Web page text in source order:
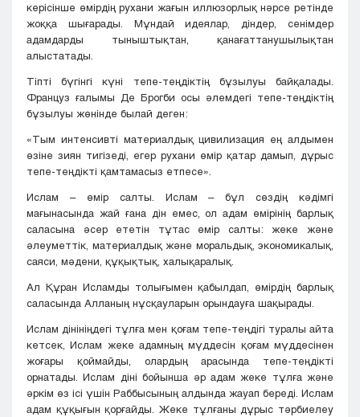
керісінше өмірдің рухани жағын иллюзорлық нәрсе ретінде
жоққа шығарады. Мұндай идеялар, діндер, сенімдер
адамдарды тыныштықтан, қанағаттанушылықтан
алыстатады.
Тіпті бүгінгі күні тепе-теңдіктің бұзылуы байқалады.
Француз ғалымы Де Брогби осы әлемдегі тепе-теңдіктің
бұзылуы жөнінде былай деген:
«Тым интенсивті материалдық цивилизация ең алдымен
өзіне зиян тигізеді, егер рухани өмір қатар дамып, дұрыс
тепе-теңдікті қамтамасыз етпесе».
Ислам – өмір салты. Ислам – бұл сөздің кәдімгі
мағынасында жай ғана дін емес, ол адам өмірінің барлық
саласына әсер ететін тұтас өмір салты: жеке және
әлеуметтік, материалдық және моральдық, экономикалық,
саяси, мәдени, құқықтық, халықаралық.
Ал Құран Исламды толығымен қабылдап, өмірдің барлық
саласында Алланың нұсқауларын орындауға шақырады.
Ислам дінініңдегі тұлға мен қоғам тепе-теңдігі туралы айта
кетсек, Ислам жеке адамның мүддесін қоғам мүддесінен
жоғары қоймайды, олардың арасында тепе-теңдікті
орнатады. Ислам діні бойынша әр адам жеке тұлға және
әркім өз ісі үшін Раббысының алдында жауап береді. Ислам
адам құқығын қорғайды. Жеке тұлғаны дұрыс тәрбиелеу